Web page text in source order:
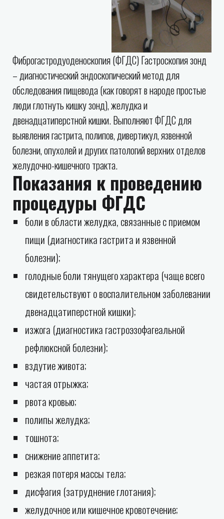
Фиброгастродуоденоскопия (ФГДС) Гастроскопия зонд
– диагностический эндоскопический метод для
обследования пищевода (как говорят в народе простые
люди глотнуть кишку зонд), желудка и
двенадцатиперстной кишки. Выполняют ФГДС для
выявления гастрита, полипов, дивертикул, язвенной
болезни, опухолей и других патологий верхних отделов
желудочно-кишечного тракта.
Показания к проведению
процедуры ФГДС
боли в области желудка, связанные с приемом
пищи (диагностика гастрита и язвенной
болезни);
голодные боли тянущего характера (чаще всего
свидетельствуют о воспалительном заболевании
двенадцатиперстной кишки);
изжога (диагностика гастроэзофагеальной
рефлюксной болезни);
вздутие живота;
частая отрыжка;
рвота кровью;
полипы желудка;
тошнота;
снижение аппетита;
резкая потеря массы тела;
дисфагия (затруднение глотания);
желудочное или кишечное кровотечение;